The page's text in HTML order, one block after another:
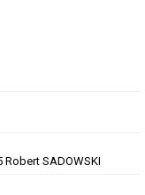
Robert SADOWSKI